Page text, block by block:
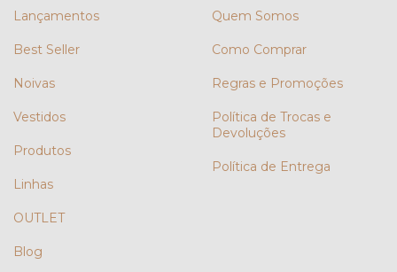
Lançamentos
Best Seller
Noivas
Vestidos
Produtos
Linhas
OUTLET
Blog
Quem Somos
Como Comprar
Regras e Promoções
Política de Trocas e
Devoluções
Política de Entrega